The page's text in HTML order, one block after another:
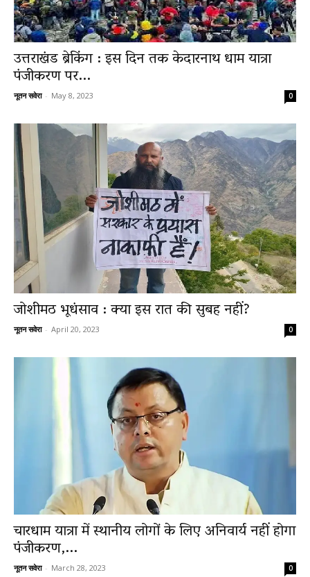
उत्तराखंड ब्रेकिंग : इस दिन तक केदारनाथ धाम यात्रा
पंजीकरण पर...
नूतन सवेरा - May 8, 2023 0
जोशीमठ भूधंसाव : क्या इस रात की सुबह नहीं?
नूतन सवेरा - April 20, 2023 0
चारधाम यात्रा में स्थानीय लोगों के लिए अनिवार्य नहीं होगा
पंजीकरण,...
नूतन सवेरा - March 28, 2023 0